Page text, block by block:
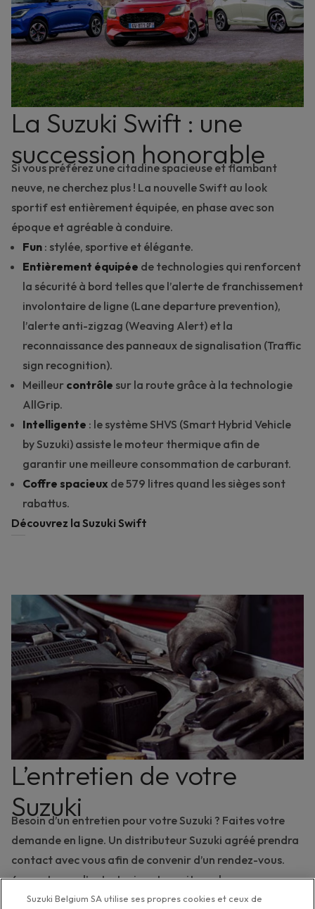
La Suzuki Swift : une
succession honorable
Si vous préférez une citadine spacieuse et flambant
neuve, ne cherchez plus ! La nouvelle Swift au look
sportif est entièrement équipée, en phase avec son
époque et agréable à conduire.
Fun : stylée, sportive et élégante.
Entièrement équipée de technologies qui renforcent
la sécurité à bord telles que l’alerte de franchissement
involontaire de ligne (Lane departure prevention),
l’alerte anti-zigzag (Weaving Alert) et la
reconnaissance des panneaux de signalisation (Traffic
sign recognition).
Meilleur contrôle sur la route grâce à la technologie
AllGrip.
Intelligente : le système SHVS (Smart Hybrid Vehicle
by Suzuki) assiste le moteur thermique afin de
garantir une meilleure consommation de carburant.
Coffre spacieux de 579 litres quand les sièges sont
rabattus.
Découvrez la Suzuki Swift
L’entretien de votre
Suzuki
Besoin d’un entretien pour votre Suzuki ? Faites votre
demande en ligne. Un distributeur Suzuki agréé prendra
contact avec vous afin de convenir d’un rendez-vous.
4 avantages d’entretenir votre voiture chez un
distributeur Suzuki agréé :
Suzuki Belgium SA utilise ses propres cookies et ceux de